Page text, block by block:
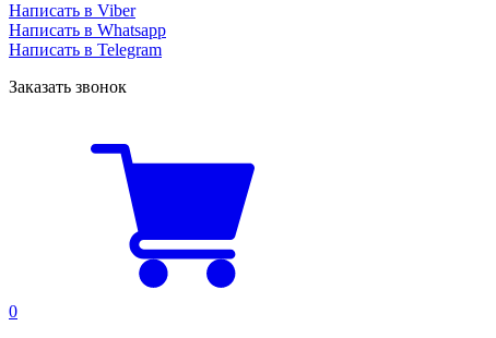
Написать в Viber
Написать в Whatsapp
Написать в Telegram
Заказать звонок
0